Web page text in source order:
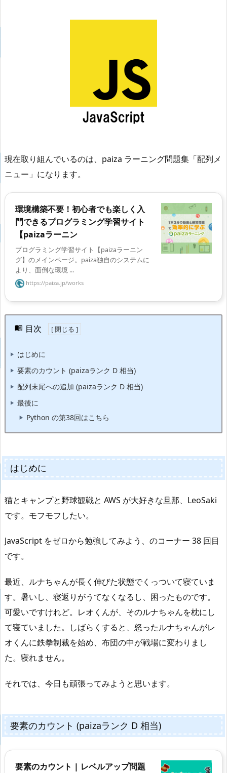
現在取り組んでいるのは、paiza ラーニング問題集「配列メ
ニュー」になります。
環境構築不要！初心者でも楽しく入
門できるプログラミング学習サイト
【paizaラーニン
プログラミング学習サイト【paizaラーニン
グ】のメインページ。paiza独自のシステムに
より、面倒な環境 ...
https://paiza.jp/works
目次
はじめに
要素のカウント (paizaランク D 相当)
配列末尾への追加 (paizaランク D 相当)
最後に
Python の第38回はこちら
はじめに
猫とキャンプと野球観戦と AWS が大好きな旦那、LeoSaki
です。モフモフしたい。
JavaScript をゼロから勉強してみよう、のコーナー 38 回目
です。
最近、ルナちゃんが長く伸びた状態でくっついて寝ていま
す。暑いし、寝返りがうてなくなるし、困ったものです。
可愛いですけれど。レオくんが、そのルナちゃんを枕にし
て寝ていました。しばらくすると、怒ったルナちゃんがレ
オくんに鉄拳制裁を始め、布団の中が戦場に変わりまし
た。寝れません。
それでは、今日も頑張ってみようと思います。
要素のカウント (paizaランク D 相当)
要素のカウント | レベルアップ問題